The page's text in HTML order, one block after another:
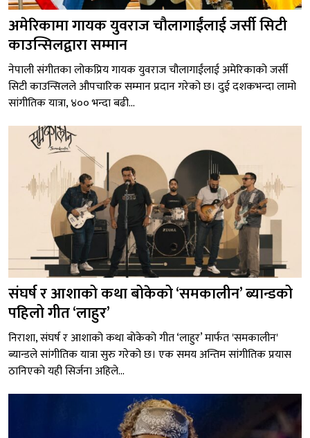
अमेरिकामा गायक युवराज चौलागाईंलाई जर्सी सिटी
काउन्सिलद्वारा सम्मान
नेपाली संगीतका लोकप्रिय गायक युवराज चौलागाईंलाई अमेरिकाको जर्सी
सिटी काउन्सिलले औपचारिक सम्मान प्रदान गरेको छ। दुई दशकभन्दा लामो
सांगीतिक यात्रा, ४०० भन्दा बढी...
संघर्ष र आशाको कथा बोकेको ‘समकालीन’ ब्यान्डको
पहिलो गीत ‘लाहुर’
निराशा, संघर्ष र आशाको कथा बोकेको गीत ‘लाहुर’ मार्फत 'समकालीन'
ब्यान्डले सांगीतिक यात्रा सुरु गरेको छ। एक समय अन्तिम सांगीतिक प्रयास
ठानिएको यही सिर्जना अहिले...